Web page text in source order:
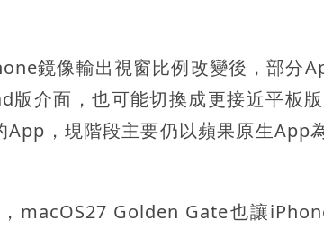
鏡像輸出視窗比例改變後，部分
版介面，也可能切換成更接近平板
App，現階段主要仍以蘋果原生App
macOS27 Golden Gate也讓